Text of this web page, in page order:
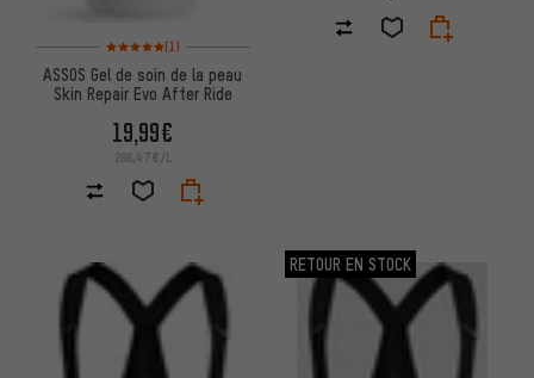
Note moyenne : 5 sur 5 d'après 1 avis
(1)
ASSOS Gel de soin de la peau
Skin Repair Evo After Ride
19,99€
266,47€/L
RETOUR EN STOCK